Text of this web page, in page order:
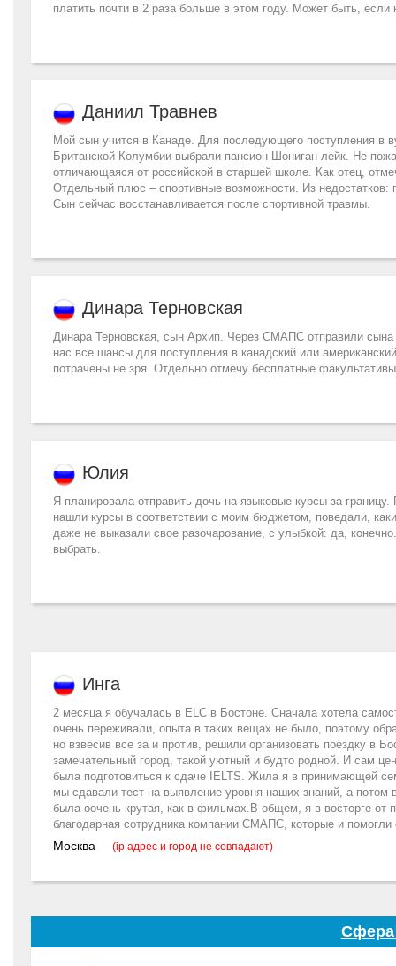
платить почти в 2 раза больше в этом году. Может быть,
Даниил Травнев
Мой сын учится в Канаде. Для последующего поступления в
Британской Колумбии выбрали пансион Шониган лейк. Не
отличающаяся от российской в старшей школе. Как отец,
Отдельный плюс – спортивные возможности. Из
Сын сейчас восстанавливается после спортивной травмы.
Динара Терновская
Динара Терновская, сын Архип. Через СМАПС отправили
нас все шансы для поступления в канадский или
потрачены не зря. Отдельно отмечу бесплатные
Юлия
Я планировала отправить дочь на языковые курсы за
нашли курсы в соответствии с моим бюджетом, поведали,
даже не выказали свое разочарование, с улыбкой: да,
выбрать.
Инга
2 месяца я обучалась в ELC в Бостоне. Сначала хотела
очень переживали, опыта в таких вещах не было, поэтому
но взвесив все за и против, решили организовать поездку в
замечательный город, такой уютный и будто родной. И сам
была подготовиться к сдаче IELTS. Жила я в принимающей
мы сдавали тест на выявление уровня наших знаний, а
была оочень крутая, как в фильмах.В общем, я в восторге от
благодарная сотрудника компании СМАПС, которые и
Москва (ip адрес и город не совпадают)
Сфера